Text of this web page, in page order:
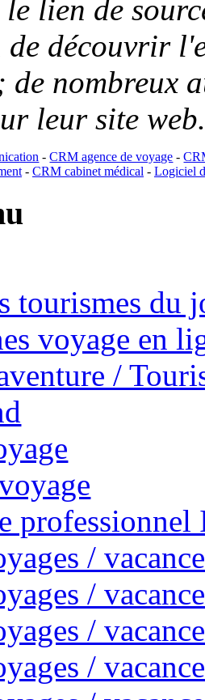
lien de
découvrir
de nombreux
leur site
-CRM agence de voyage -
- CRM cabinet médical- Logiciel
tourismes du
voyage en
/
/
/
/
/